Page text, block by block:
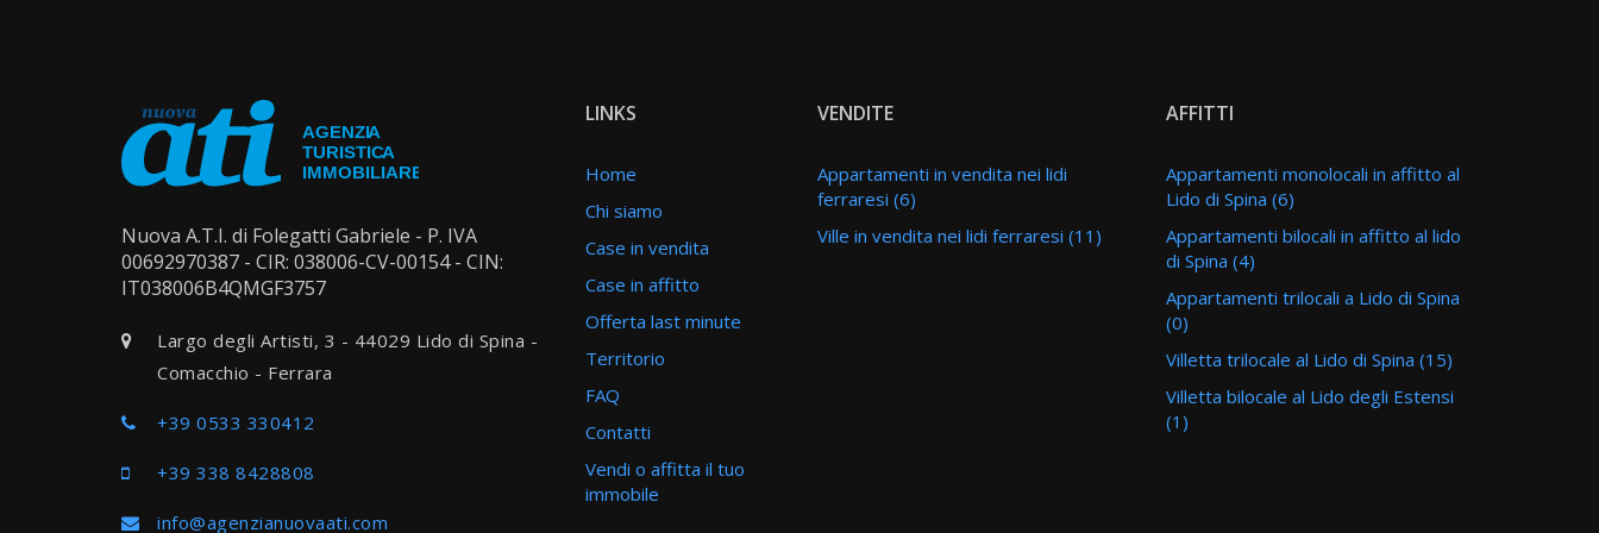
Nuova A.T.I. di Folegatti Gabriele - P. IVA
00692970387 - CIR: 038006-CV-00154 - CIN:
IT038006B4QMGF3757
Largo degli Artisti, 3 - 44029 Lido di Spina -
Comacchio - Ferrara
+39 0533 330412
+39 338 8428808
info@agenzianuovaati.com
LINKS
Home
Chi siamo
Case in vendita
Case in affitto
Offerta last minute
Territorio
FAQ
Contatti
Vendi o affitta il tuo
immobile
VENDITE
Appartamenti in vendita nei lidi
ferraresi (6)
Ville in vendita nei lidi ferraresi (11)
AFFITTI
Appartamenti monolocali in affitto al
Lido di Spina (6)
Appartamenti bilocali in affitto al lido
di Spina (4)
Appartamenti trilocali a Lido di Spina
(0)
Villetta trilocale al Lido di Spina (15)
Villetta bilocale al Lido degli Estensi
(1)